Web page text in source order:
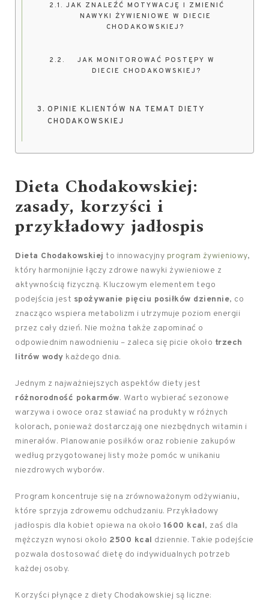
JAK ZNALEŹĆ MOTYWACJĘ I ZMIENIĆ
NAWYKI ŻYWIENIOWE W DIECIE
CHODAKOWSKIEJ?
JAK MONITOROWAĆ POSTĘPY W
DIECIE CHODAKOWSKIEJ?
OPINIE KLIENTÓW NA TEMAT DIETY
CHODAKOWSKIEJ
Dieta Chodakowskiej:
zasady, korzyści i
przykładowy jadłospis
Dieta Chodakowskiej to innowacyjny program żywieniowy,
który harmonijnie łączy zdrowe nawyki żywieniowe z
aktywnością fizyczną. Kluczowym elementem tego
podejścia jest spożywanie pięciu posiłków dziennie, co
znacząco wspiera metabolizm i utrzymuje poziom energii
przez cały dzień. Nie można także zapominać o
odpowiednim nawodnieniu – zaleca się picie około trzech
litrów wody każdego dnia.
Jednym z najważniejszych aspektów diety jest
różnorodność pokarmów. Warto wybierać sezonowe
warzywa i owoce oraz stawiać na produkty w różnych
kolorach, ponieważ dostarczają one niezbędnych witamin i
minerałów. Planowanie posiłków oraz robienie zakupów
według przygotowanej listy może pomóc w unikaniu
niezdrowych wyborów.
Program koncentruje się na zrównoważonym odżywianiu,
które sprzyja zdrowemu odchudzaniu. Przykładowy
jadłospis dla kobiet opiewa na około 1600 kcal, zaś dla
mężczyzn wynosi około 2500 kcal dziennie. Takie podejście
pozwala dostosować dietę do indywidualnych potrzeb
każdej osoby.
Korzyści płynące z diety Chodakowskiej są liczne: